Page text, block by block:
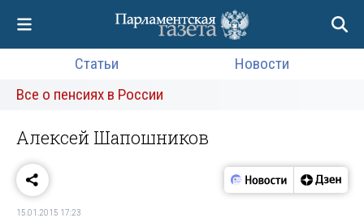
Статьи
Новости
Все о пенсиях в России
Алексей Шапошников
15.01.2015 17:23